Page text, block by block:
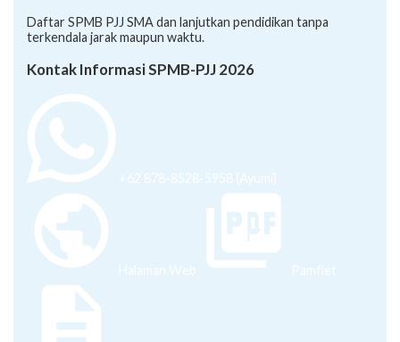
Daftar SPMB PJJ SMA dan lanjutkan pendidikan tanpa
terkendala jarak maupun waktu.
Kontak Informasi SPMB-PJJ 2026
+62 878-8528-5958 (Ayumi)
Halaman Web Pamflet